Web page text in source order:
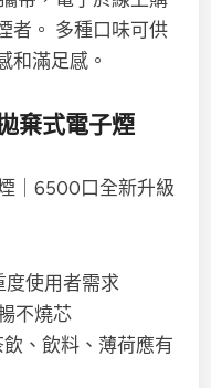
者。 多種口味可供
和滿足感。
棄式電子煙
｜6500口全新升級
度使用者需求
不燒芯
、飲料、薄荷應有